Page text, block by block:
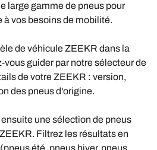
large gamme de pneus pour
à vos besoins de mobilité.
de véhicule ZEEKR dans la
vous guider par notre sélecteur de
de votre ZEEKR : version,
des pneus d'origine.
une sélection de pneus
Filtrez les résultats en